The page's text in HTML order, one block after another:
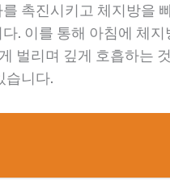
촉진시키고 체지방을
. 이를 통해 아침에 체지
벌리며 깊게 호흡하는
습니다.